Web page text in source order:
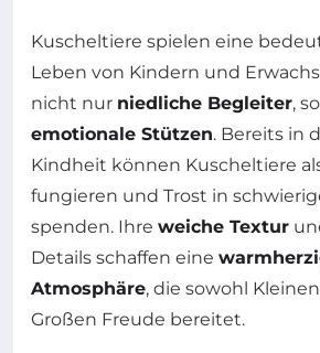
Kuscheltiere spielen eine
Leben von Kindern und
nicht nur niedliche Begleiter,
emotionale Stützen. Bereits in
Kindheit können Kuscheltiere
fungieren und Trost in
spenden. Ihre weiche Textur
Details schaffen eine
Atmosphäre, die sowohl
Großen Freude bereitet.